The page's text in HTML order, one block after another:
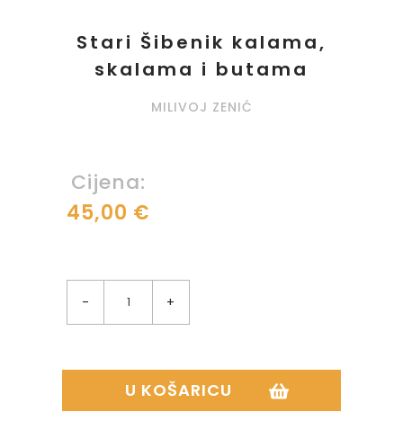
Stari Šibenik kalama,
skalama i butama
MILIVOJ ZENIĆ
Cijena:
45,00 €
- +
U KOŠARICU